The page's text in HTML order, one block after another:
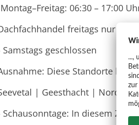
06:30 – 17:00
freitags nur bis
Samstags geschlossen
Diese Standorte
| Geesthacht |
Schausonntage: In diesem